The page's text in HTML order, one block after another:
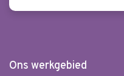
Ons werkgebied